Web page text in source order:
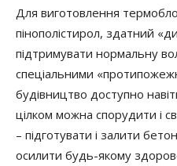
Для виготовлення
пінополістирол, здатний
підтримувати нормальну
спеціальними
будівництво доступно
цілком можна спорудити і
– підготувати і залити
осилити будь-якому